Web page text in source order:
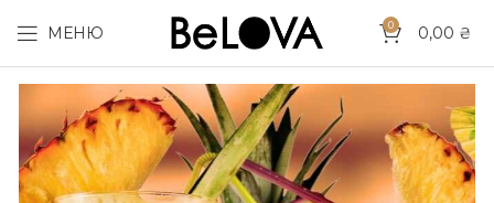
МЕНЮ 0 0,00 ₴